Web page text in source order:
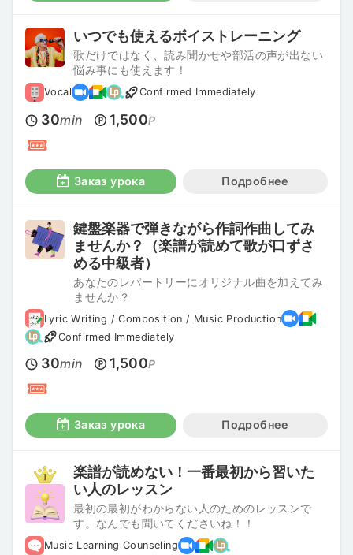
いつでも使えるボイストレーニング
歌だけではなく、読み聞かせや部活の声が出ない
悩み事にも使えます！
Vocal Confirmed Immediately
30min 1,500P
Заказ урока Подробнее
鍵盤楽器で弾きながら作詞作曲してみ
ませんか？（楽譜が読めて歌が口ずさ
める中級者）
あなたのレパートリーにオリジナル曲を加えてみ
ませんか？
Lyric Writing / Composition / Music Production
Confirmed Immediately
30min 1,500P
Заказ урока Подробнее
楽譜が読めない！一番最初から習いた
い人のレッスン
最初の最初がわからない人のためのレッスンで
す。なんでも聞いてくださいね！！
Music Learning Counseling